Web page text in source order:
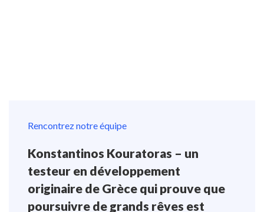
Rencontrez notre équipe
Konstantinos Kouratoras – un
testeur en développement
originaire de Grèce qui prouve que
poursuivre de grands rêves est